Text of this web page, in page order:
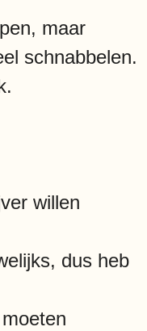
maar
schnabbelen.
willen
dus heb